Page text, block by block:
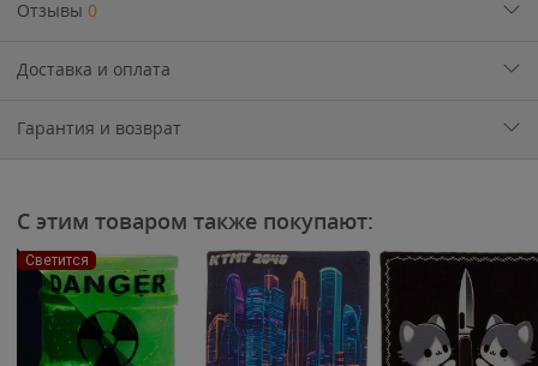
Отзывы 0
Доставка и оплата
Гарантия и возврат
С этим товаром также покупают:
Светится